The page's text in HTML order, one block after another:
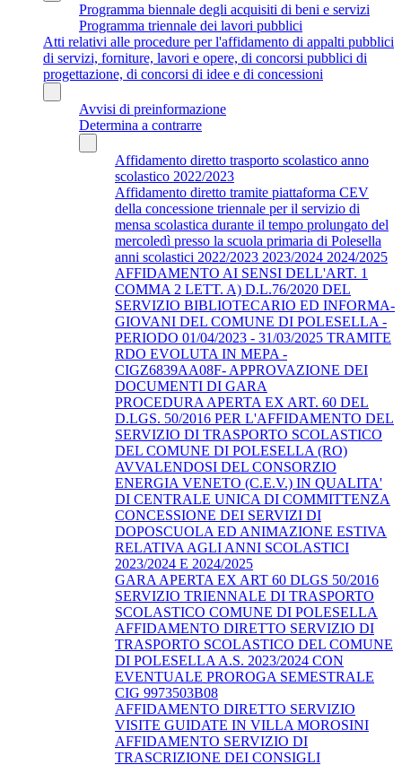
Programma biennale degli acquisiti di beni e servizi
Programma triennale dei lavori pubblici
Atti relativi alle procedure per l'affidamento di appalti pubblici
di servizi, forniture, lavori e opere, di concorsi pubblici di
progettazione, di concorsi di idee e di concessioni
Avvisi di preinformazione
Determina a contrarre
Affidamento diretto trasporto scolastico anno
scolastico 2022/2023
Affidamento diretto tramite piattaforma CEV
della concessione triennale per il servizio di
mensa scolastica durante il tempo prolungato del
mercoledì presso la scuola primaria di Polesella
anni scolastici 2022/2023 2023/2024 2024/2025
AFFIDAMENTO AI SENSI DELL'ART. 1
COMMA 2 LETT. A) D.L.76/2020 DEL
SERVIZIO BIBLIOTECARIO ED INFORMA-
GIOVANI DEL COMUNE DI POLESELLA -
PERIODO 01/04/2023 - 31/03/2025 TRAMITE
RDO EVOLUTA IN MEPA -
CIGZ6839AA08F- APPROVAZIONE DEI
DOCUMENTI DI GARA
PROCEDURA APERTA EX ART. 60 DEL
D.LGS. 50/2016 PER L'AFFIDAMENTO DEL
SERVIZIO DI TRASPORTO SCOLASTICO
DEL COMUNE DI POLESELLA (RO)
AVVALENDOSI DEL CONSORZIO
ENERGIA VENETO (C.E.V.) IN QUALITA'
DI CENTRALE UNICA DI COMMITTENZA
CONCESSIONE DEI SERVIZI DI
DOPOSCUOLA ED ANIMAZIONE ESTIVA
RELATIVA AGLI ANNI SCOLASTICI
2023/2024 E 2024/2025
GARA APERTA EX ART 60 DLGS 50/2016
SERVIZIO TRIENNALE DI TRASPORTO
SCOLASTICO COMUNE DI POLESELLA
AFFIDAMENTO DIRETTO SERVIZIO DI
TRASPORTO SCOLASTICO DEL COMUNE
DI POLESELLA A.S. 2023/2024 CON
EVENTUALE PROROGA SEMESTRALE
CIG 9973503B08
AFFIDAMENTO DIRETTO SERVIZIO
VISITE GUIDATE IN VILLA MOROSINI
AFFIDAMENTO SERVIZIO DI
TRASCRIZIONE DEI CONSIGLI